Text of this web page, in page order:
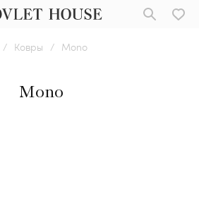
/ Ковры / Mono
Mono